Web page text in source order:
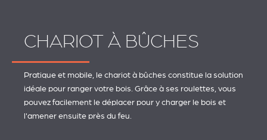
CHARIOT À BÛCHES
Pratique et mobile, le chariot à bûches constitue la solution
idéale pour ranger votre bois. Grâce à ses roulettes, vous
pouvez facilement le déplacer pour y charger le bois et
l'amener ensuite près du feu.